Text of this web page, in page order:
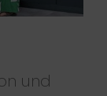
und